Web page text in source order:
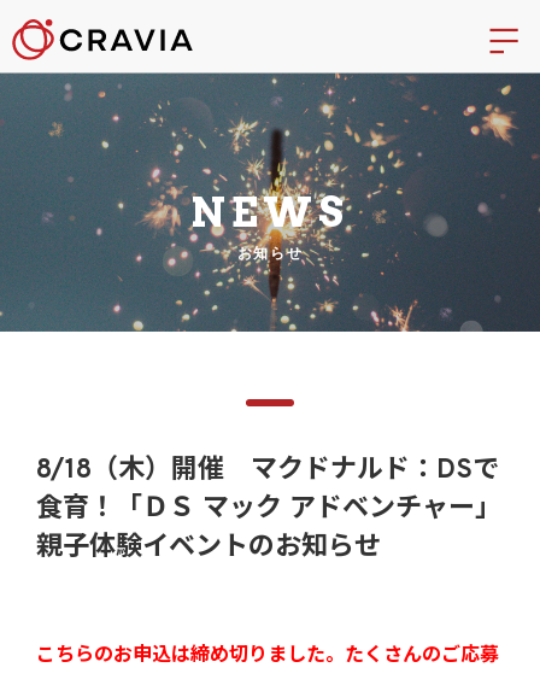
NEWS
お知らせ
8/18（木）開催 マクドナルド：DSで
食育！「ＤＳ マック アドベンチャー」
親子体験イベントのお知らせ
こちらのお申込は締め切りました。たくさんのご応募